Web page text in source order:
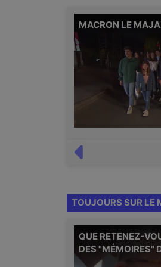
MACRON LE
TOUJOURS SUR LE
QUE RETENEZ-
DES "MÉMOIRES"